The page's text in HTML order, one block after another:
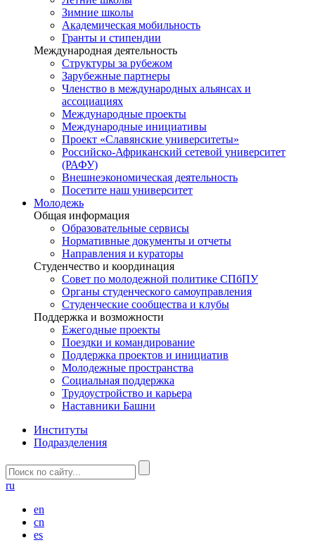
Зимние школы
Академическая мобильность
Гранты и стипендии
Международная деятельность
Структуры за рубежом
Зарубежные партнеры
Членство в международных альянсах и
ассоциациях
Международные проекты
Международные инициативы
Проект «Славянские университеты»
Российско-Африканский сетевой университет
(РАФУ)
Внешнеэкономическая деятельность
Посетите наш университет
Молодежь
Общая информация
Образовательные сервисы
Нормативные документы и отчеты
Направления и кураторы
Студенчество и координация
Совет по молодежной политике СПбПУ
Органы студенческого самоуправления
Студенческие сообщества и клубы
Поддержка и возможности
Ежегодные проекты
Поездки и командирование
Поддержка проектов и инициатив
Молодежные пространства
Социальная поддержка
Трудоустройство и карьера
Наставники Башни
Институты
Подразделения
ru
en
cn
es